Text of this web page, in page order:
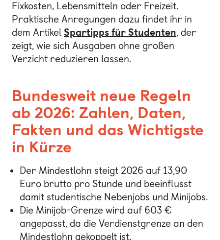
Fixkosten, Lebensmitteln oder Freizeit.
Praktische Anregungen dazu findet ihr in
dem Artikel Spartipps für Studenten, der
zeigt, wie sich Ausgaben ohne großen
Verzicht reduzieren lassen.
Bundesweit neue Regeln
ab 2026: Zahlen, Daten,
Fakten und das Wichtigste
in Kürze
Der Mindestlohn steigt 2026 auf 13,90
Euro brutto pro Stunde und beeinflusst
damit studentische Nebenjobs und Minijobs.
Die Minijob-Grenze wird auf 603 €
angepasst, da die Verdienstgrenze an den
Mindestlohn gekoppelt ist.